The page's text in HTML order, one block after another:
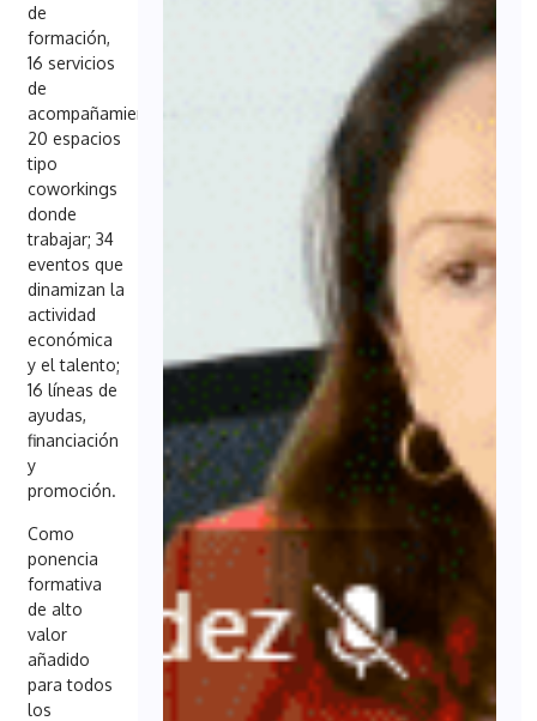
de
formación,
16 servicios
de
acompañamiento,
20 espacios
tipo
coworkings
donde
trabajar; 34
eventos que
dinamizan la
actividad
económica
y el talento;
16 líneas de
ayudas,
financiación
y
promoción.
Como
ponencia
formativa
de alto
valor
añadido
para todos
los